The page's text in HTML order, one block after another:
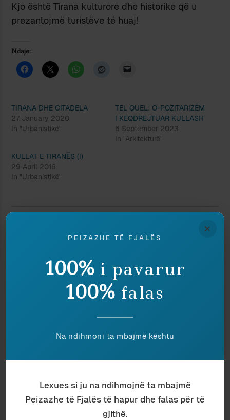
Kjo është Tirana kulturore dhe historike që u
prezantojmë turistëve të huaj!
Ndaje:
TIRANA DHE CITADELA
27 January 2020
In "Urbanistikë"
TEL QUEL: O-POZITARIZËM
I KEQDREJTUAR KULLASH
6 September 2023
In "Arkitekturë"
KULLAT E TIRANËS (I)
29 April 2016
In "Urbanistikë"
Subscribe to get the latest posts sent to your email.
Subscribe
të dhuroni diçka nëpërmjet butonit, në
shenjë mirëkuptimi dhe mbështetjeje për
përpjekjet tona.
×
PEIZAZHE TË FJALËS
100% i pavarur
100% falas
Na ndihmoni ta mbajmë kështu
Lexues si ju na ndihmojnë ta mbajmë
Peizazhe të Fjalës të hapur dhe falas për të
gjithë.